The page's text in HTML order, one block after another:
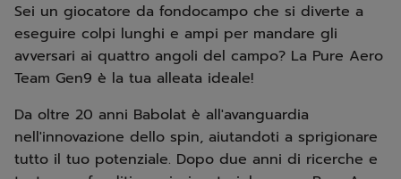
Sei un giocatore da fondocampo che si diverte a
eseguire colpi lunghi e ampi per mandare gli
avversari ai quattro angoli del campo? La Pure Aero
Team Gen9 è la tua alleata ideale!
Da oltre 20 anni Babolat è all'avanguardia
nell'innovazione dello spin, aiutandoti a sprigionare
tutto il tuo potenziale. Dopo due anni di ricerche e